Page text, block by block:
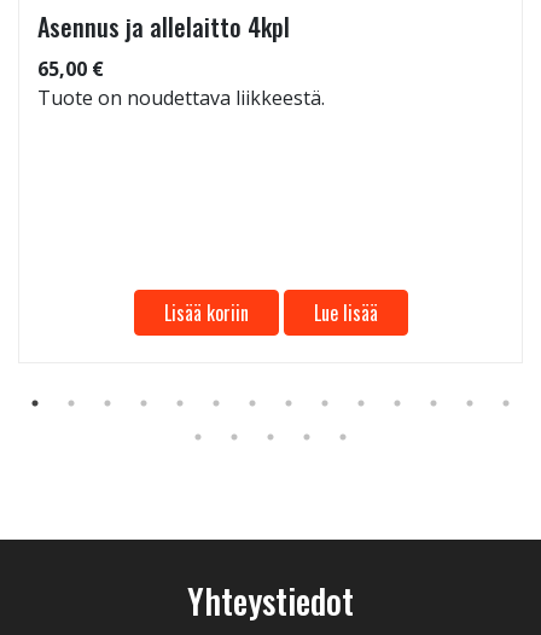
Asennus ja allelaitto 4kpl
65,00 €
Tuote on noudettava liikkeestä.
Lisää koriin Lue lisää
Yhteystiedot